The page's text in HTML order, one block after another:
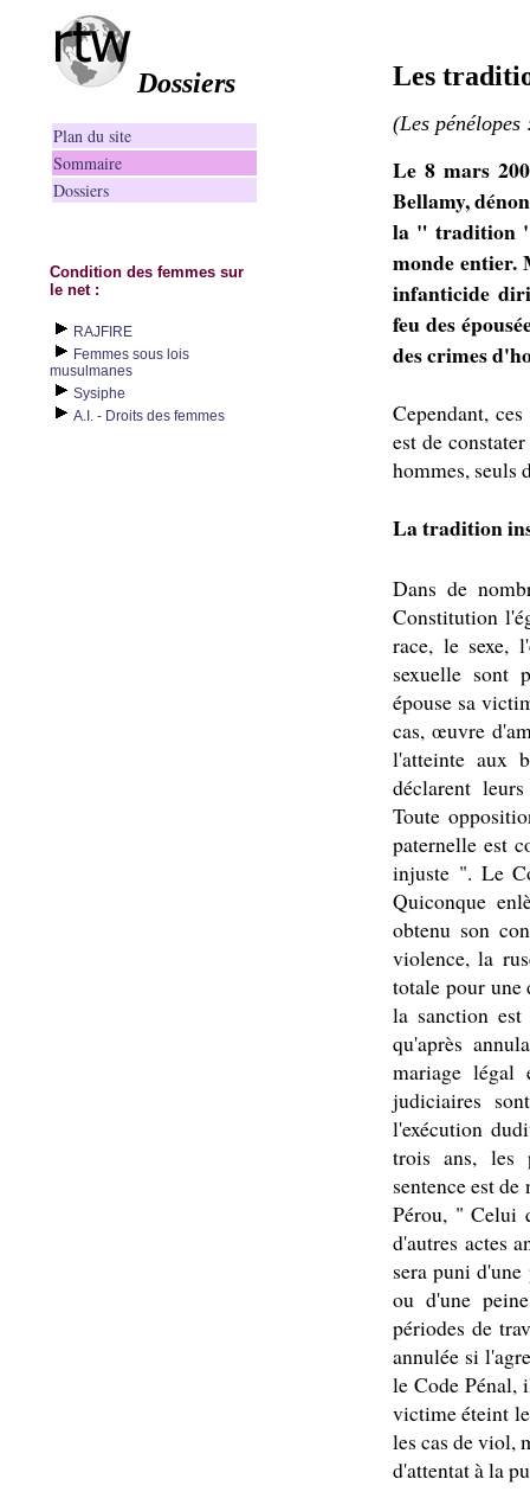
Dossiers
Plan du site
Sommaire
Dossiers
Condition des femmes sur
le net :
RAJFIRE
Femmes sous lois
musulmanes
Sysiphe
A.I. - Droits des femmes
Les
(Les
Le 8 mars
Bellamy,
la " tradition "
monde
infanticide
feu des
des crimes
Cependant,
est de
hommes, seuls
La tradition
Dans de
Constitution
race, le sexe,
sexuelle sont
épouse sa
cas, œuvre
l'atteinte aux
déclarent
Toute
paternelle est
injuste ". Le
Quiconque
obtenu son
violence, la
totale pour une
la sanction est
qu'après
mariage
judiciaires
l'exécution
trois ans, les
sentence est
Pérou, " Celui
d'autres actes
sera puni
ou d'une
périodes de
annulée si
le Code Pénal,
victime éteint
les cas de viol,
d'attentat à la